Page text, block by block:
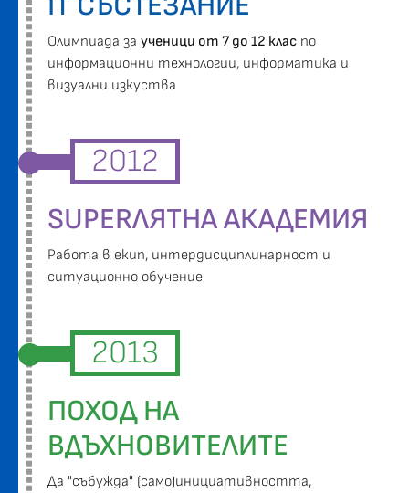
Oлимпиада за ученици от 7 до 12 клас по
информационни технологии, информатика и
визуални изкуства
2012
SUPERЛЯТНА АКАДЕМИЯ
Работа в екип, интердисциплинарност и
ситуационно обучение
2013
ПОХОД НА
ВДЪХНОВИТЕЛИТЕ
Да "събужда" (само)инициативността,